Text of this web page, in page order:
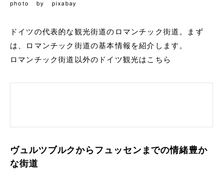
photo by pixabay
ドイツの代表的な観光街道のロマンチック街道。まず
は、ロマンチック街道の基本情報を紹介します。
ロマンチック街道以外のドイツ観光はこちら
ヴュルツブルクからフュッセンまでの情緒豊か
な街道